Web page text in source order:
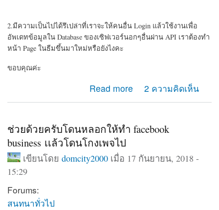
2.มีความเป็นไปได้รึเปล่าที่เราจะให้คนอื่น Login แล้วใช้งานเพื่อ
อัพเดทข้อมูลใน Database ของเซิฟเวอร์นอกๆอื่นผ่าน API เราต้องทำ
หน้า Page ในธีมขึ้นมาใหม่หรือยังไงคะ
ขอบคุณค่ะ
Read more
about ถามเรื่อง Drupal 8 การอัพเดทและ API2 ความคิดเห็น
ช่วยด้วยครับโดนหลอกให้ทำ facebook
business เเล้วโดนโกงเพจไป
เขียนโดย domcity2000เมื่อ 17 กันยายน, 2018 -
15:29
Forums:
สนทนาทั่วไป